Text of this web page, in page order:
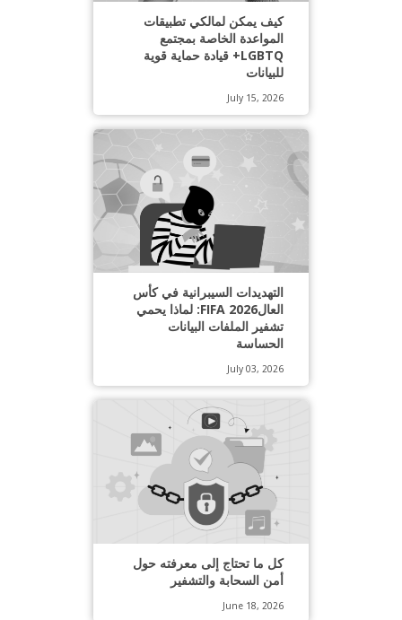
كيف يمكن لمالكي تطبيقات
المواعدة الخاصة بمجتمع
LGBTQ+ قيادة حماية قوية
للبيانات
July 15, 2026
التهديدات السيبرانية في كأس
العالFIFA 2026: لماذا يحمي
تشفير الملفات البيانات
الحساسة
July 03, 2026
كل ما تحتاج إلى معرفته حول
أمن السحابة والتشفير
June 18, 2026